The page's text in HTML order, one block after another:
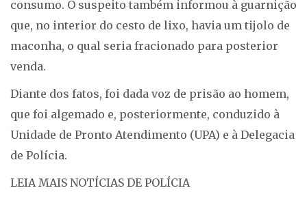
consumo. O suspeito também informou à guarnição
que, no interior do cesto de lixo, havia um tijolo de
maconha, o qual seria fracionado para posterior
venda.
Diante dos fatos, foi dada voz de prisão ao homem,
que foi algemado e, posteriormente, conduzido à
Unidade de Pronto Atendimento (UPA) e à Delegacia
de Polícia.
LEIA MAIS NOTÍCIAS DE POLÍCIA